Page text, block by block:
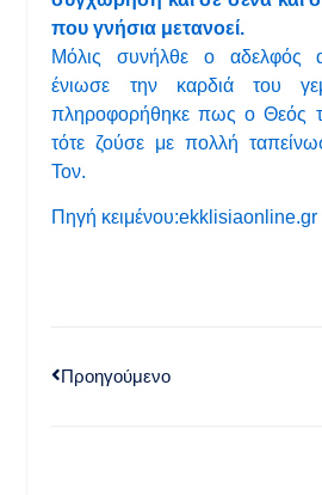
που γνήσια μετανοεί.
Μόλις συνήλθε ο αδελφός
ένιωσε την καρδιά του
πληροφορήθηκε πως ο Θεός
τότε ζούσε με πολλή
Τον.
Πηγή κειμένου:ekklisiaonline.gr
Προηγούμενο